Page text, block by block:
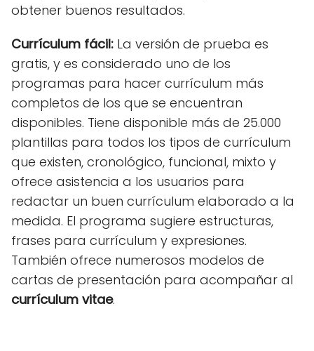
obtener buenos resultados.
Currículum fácil: La versión de prueba es
gratis, y es considerado uno de los
programas para hacer currículum más
completos de los que se encuentran
disponibles. Tiene disponible más de 25.000
plantillas para todos los tipos de currículum
que existen, cronológico, funcional, mixto y
ofrece asistencia a los usuarios para
redactar un buen currículum elaborado a la
medida. El programa sugiere estructuras,
frases para currículum y expresiones.
También ofrece numerosos modelos de
cartas de presentación para acompañar al
currículum vitae.